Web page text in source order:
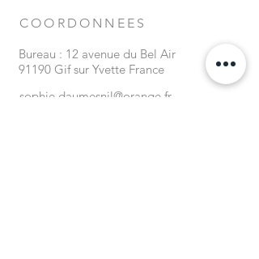
COORDONNEES
Bureau : 12 avenue du Bel Air
91190 Gif sur Yvette France
sophie.daumesnil@orange.fr